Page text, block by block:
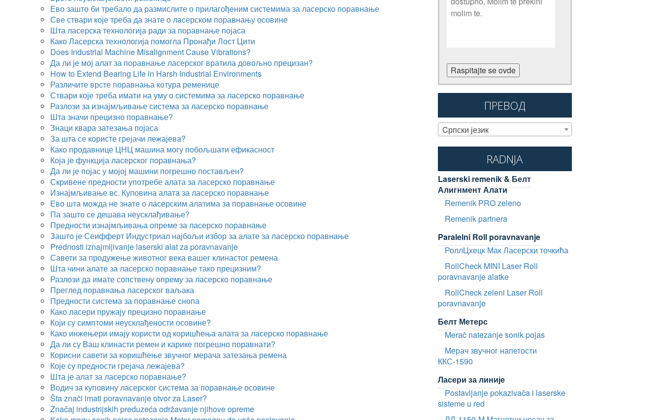
Ево зашто би требало да размислите о прилагођеним системима за ласерско поравнање
Све ствари које треба да знате о ласерском поравнању осовине
Шта ласерска технологија ради за поравнање појаса
Како Ласерска технологија помогла Пронађи Лост Цити
Does Industrial Machine Misalignment Cause Vibrations?
Да ли је мој алат за поравнање ласерског вратила довољно прецизан?
How to Extend Bearing Life in Harsh Industrial Environments
Различите врсте поравнања котура ременице
Ствари које треба имати на уму о системима за ласерско поравнање
Разлози за изнајмљивање система за ласерско поравнање
Шта значи прецизно поравнање?
Знаци квара затезања појаса
За шта се користе грејачи лежајева?
Како продавнице ЦНЦ машина могу побољшати ефикасност
Која је функција ласерског поравнања?
Да ли је појас у мојој машини погрешно постављен?
Скривене предности употребе алата за ласерско поравнање
Изнајмљивање вс. Куповина алата за ласерско поравнање
Ево шта можда не знате о ласерским алатима за поравнање осовине
Па зашто се дешава неусклађивање?
Предности изнајмљивања опреме за ласерско поравнање
Зашто је Сеифферт Индустриал најбољи избор за алате за ласерско поравнање
Prednosti iznajmljivanje laserski alat za poravnavanje
Савети за продужење животног века вашег клинастог ремена
Шта чини алате за ласерско поравнање тако прецизним?
Разлози да имате сопствену опрему за ласерско поравнање
Преглед поравнања ласерског ваљака
Предности система за поравнање снопа
Како ласери пружају прецизно поравнање
Који су симптоми неусклађености осовине?
Како инжењери имају користи од коришћења алата за ласерско поравнање
Да ли су Ваш клинасти ремен и карике погрешно поравнати?
Корисни савети за коришћење звучног мерача затезања ремена
Које су предности грејача лежајева?
Шта је алат за ласерско поравнање?
Водич за куповину ласерског система за поравнање осовине
Šta znači imati poravnavanje otvor za Laser?
Značaj industrijskih preduzeća održavanje njihove opreme
Raspitajte se ovde
ПРЕВОД
Cрпски језик
RADNJA
Laserski remenik & Белт
Алигнмент Алати
Remenik PRO zeleno
Remenik partnera
Paralelni Roll poravnavanje
РоллЦхецк Мак Ласерски точкића
RollCheck MINI Laser Roll
poravnavanje alatke
RollCheck zeleni Laser Roll
poravnavanje
Белт Метерс
Merač natezanje sonik pojas
Мерач звучног напетости
ККС-1590
Ласери за линије
Postavljanje pokazivača i laserske
sisteme u red